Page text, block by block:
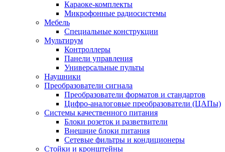
Караоке-комплекты
Микрофонные радиосистемы
Мебель
Специальные конструкции
Мультирум
Контроллеры
Панели управления
Универсальные пульты
Наушники
Преобразователи сигнала
Преобразователи форматов и стандартов
Цифро-аналоговые преобразователи (ЦАПы)
Системы качественного питания
Блоки розеток и разветвители
Внешние блоки питания
Сетевые фильтры и кондиционеры
Стойки и кронштейны